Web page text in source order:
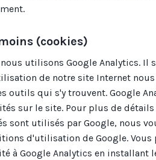
(cookies)
utilisons Google Analytics. Il
de notre site Internet
outils qui s'y trouvent. Google
sur le site. Pour plus de
sont utilisés par Google, nous
d'utilisation de Google. Vous
à Google Analytics en